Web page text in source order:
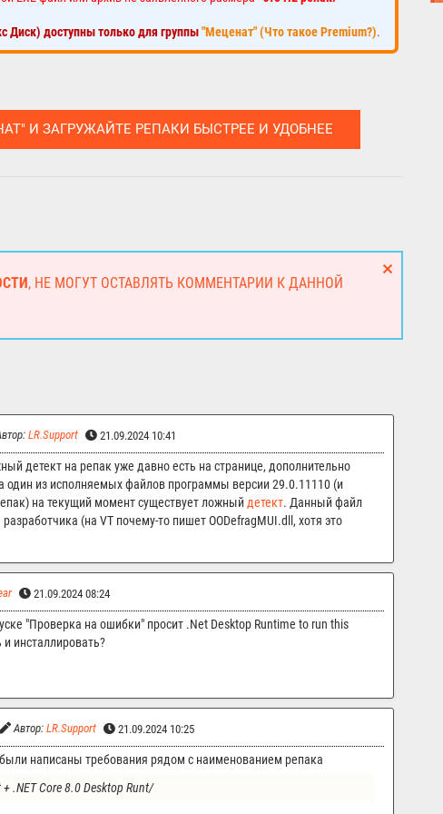
Диск) доступны только для группы"Меценат" (Что такое Premium?).
И ЗАГРУЖАЙТЕ РЕПАКИ БЫСТРЕЕ И УДОБНЕЕ
, НЕ МОГУТ ОСТАВЛЯТЬ КОММЕНТАРИИ К ДАННОЙ
LR.Support 21.09.2024 10:41
детект на репак уже давно есть на странице, дополнительно
из исполняемых файлов программы версии 29.0.11110 (и
на текущий момент существует ложный детект. Данный файл
(на VT почему-то пишет OODefragMUI.dll, хотя это
21.09.2024 08:24
"Проверка на ошибки" просит .Net Desktop Runtime to run this
инсталлировать?
Автор: LR.Support 21.09.2024 10:25
написаны требования рядом с наименованием репака
.NET Core 8.0 Desktop Runt/